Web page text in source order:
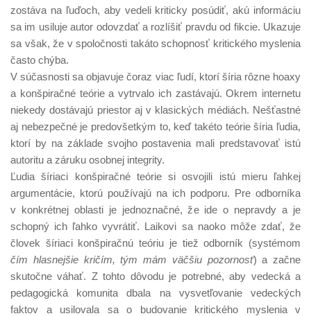
zostáva na ľuďoch, aby vedeli kriticky posúdiť, akú informáciu
sa im usiluje autor odovzdať a rozlíšiť pravdu od fikcie. Ukazuje
sa však, že v spoločnosti takáto schopnosť kritického myslenia
často chýba.
V súčasnosti sa objavuje čoraz viac ľudí, ktorí šíria rôzne hoaxy
a konšpiračné teórie a vytrvalo ich zastávajú. Okrem internetu
niekedy dostávajú priestor aj v klasických médiách. Nešťastné
aj nebezpečné je predovšetkým to, keď takéto teórie šíria ľudia,
ktorí by na základe svojho postavenia mali predstavovať istú
autoritu a záruku osobnej integrity.
Ľudia šíriaci konšpiračné teórie si osvojili istú mieru ľahkej
argumentácie, ktorú používajú na ich podporu. Pre odborníka
v konkrétnej oblasti je jednoznačné, že ide o nepravdy a je
schopný ich ľahko vyvrátiť. Laikovi sa naoko môže zdať, že
človek šíriaci konšpiračnú teóriu je tiež odborník (systémom
čím hlasnejšie kričím, tým mám väčšiu pozornosť) a začne
skutočne váhať. Z tohto dôvodu je potrebné, aby vedecká a
pedagogická komunita dbala na vysvetľovanie vedeckých
faktov a usilovala sa o budovanie kritického myslenia v